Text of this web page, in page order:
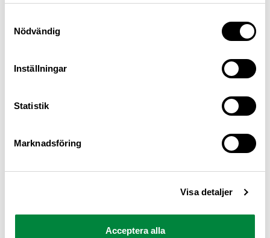
Nödvändig
Inställningar
Statistik
Marknadsföring
Visa detaljer
Acceptera alla
M Sverige är Sveriges största konsumentorganisation
för bilister och andra trafikanter
Ansvarig utgivare: Heléne Lilja
Pressrum
Om oss